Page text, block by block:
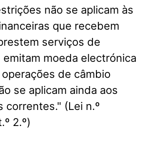
não se aplicam às
que recebem
serviços de
emitam moeda electrónica
de câmbio
se aplicam ainda aos
correntes." (Lei n.º
2.º)